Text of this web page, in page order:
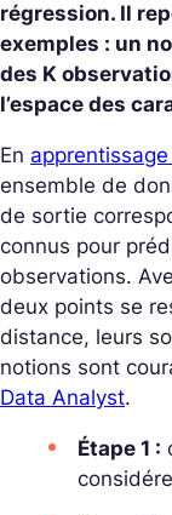
régression. Il
exemples : un
des K
l’espace des
En
ensemble de
de sortie
connus pour
observations.
deux points se
distance, leurs
notions sont
Data Analyst.
Étape 1 :